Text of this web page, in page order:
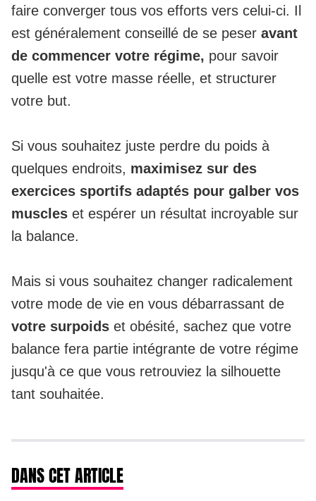
faire converger tous vos efforts vers celui-ci. Il
est généralement conseillé de se peser avant
de commencer votre régime, pour savoir
quelle est votre masse réelle, et structurer
votre but.
Si vous souhaitez juste perdre du poids à
quelques endroits, maximisez sur des
exercices sportifs adaptés pour galber vos
muscles et espérer un résultat incroyable sur
la balance.
Mais si vous souhaitez changer radicalement
votre mode de vie en vous débarrassant de
votre surpoids et obésité, sachez que votre
balance fera partie intégrante de votre régime
jusqu'à ce que vous retrouviez la silhouette
tant souhaitée.
DANS CET ARTICLE